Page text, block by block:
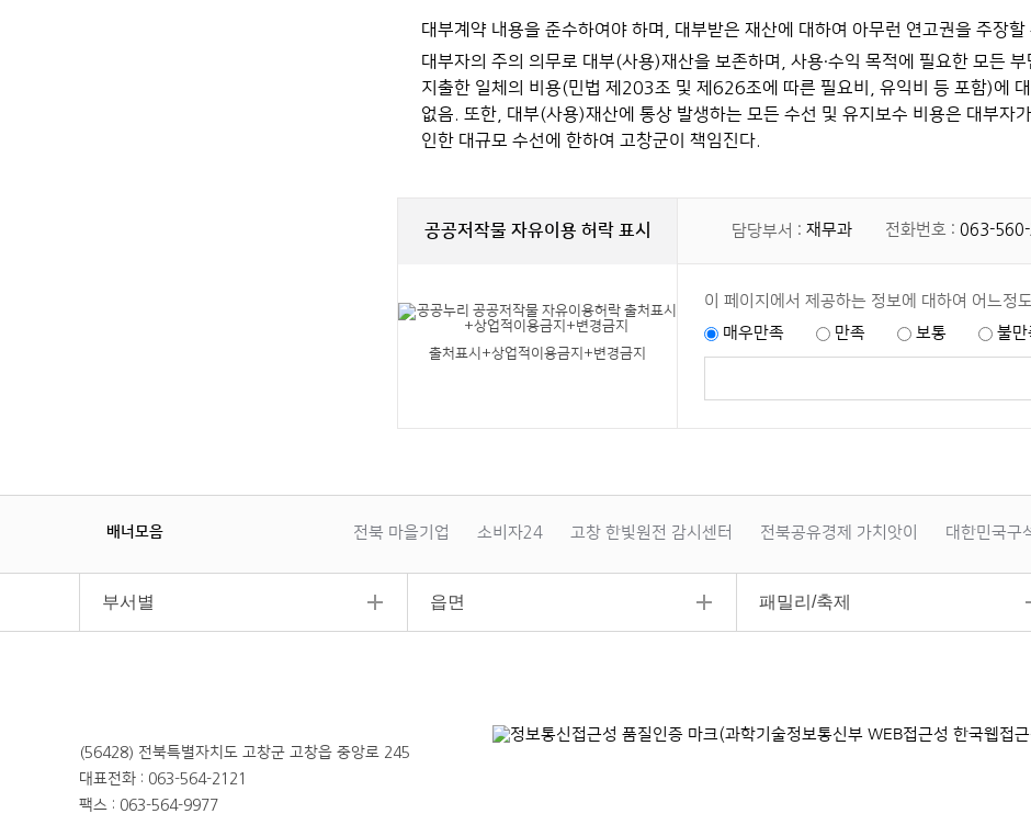
대부계약 내용을 준수하여야 하며, 대부받은 재산에 대하여 아무런 연고권을 주장할
대부자의 주의 의무로 대부(사용)재산을 보존하며, 사용·수익 목적에 필요한 모든
지출한 일체의 비용(민법 제203조 및 제626조에 따른 필요비, 유익비 등 포함)에
없음. 또한, 대부(사용)재산에 통상 발생하는 모든 수선 및 유지보수 비용은 대부자
인한 대규모 수선에 한하여 고창군이 책임진다.
공공저작물 자유이용 허락 표시
출처표시+상업적이용금지+변경금지
담당부서 :재무과 전화번호 :063-
이 페이지에서 제공하는 정보에 대하여 어느정
매우만족
만족 보통 불만
배너모음
전 시 음
전북 마을기업 소비자24 고창 한빛원전 감시센터 전북공유경제 가치앗이 대한민국구
부서별 읍면 패밀리/축제
(56428) 전북특별자치도 고창군 고창읍 중앙로 245
대표전화 : 063-564-2121
팩스 : 063-564-9977